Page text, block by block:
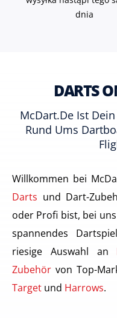
dnia
DARTS
McDart.de Ist
Rund Ums
Willkommen bei
Darts und Dart-
oder Profi bist, bei
spannendes
riesige Auswahl an
Zubehör von Top-
Target und Harrows.